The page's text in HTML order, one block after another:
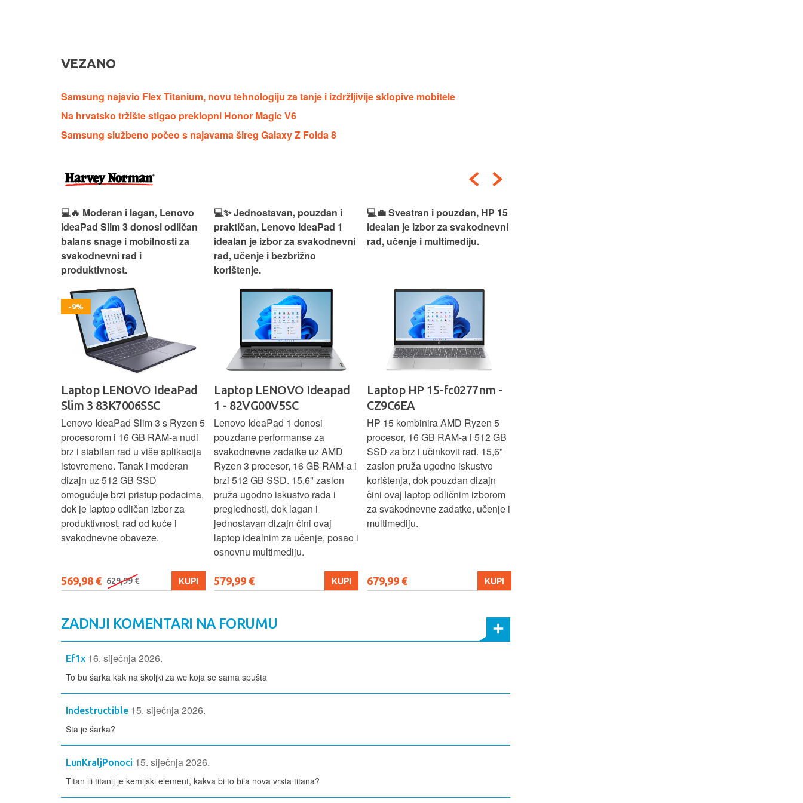
VEZANO
Samsung najavio Flex Titanium, novu tehnologiju za tanje i izdržljivije sklopive mobitele
Na hrvatsko tržište stigao preklopni Honor Magic V6
Samsung službeno počeo s najavama šireg Galaxy Z Folda 8
💻✨ Jednostavan, pouzdan i
praktičan, Lenovo IdeaPad 1
idealan je izbor za svakodnevni
rad, učenje i bezbrižno
korištenje.
Laptop LENOVO Ideapad
1 - 82VG00V5SC
Lenovo IdeaPad 1 donosi
pouzdane performanse za
svakodnevne zadatke uz AMD
Ryzen 3 procesor, 16 GB RAM-a i
brzi 512 GB SSD. 15,6" zaslon
pruža ugodno iskustvo rada i
preglednosti, dok lagan i
jednostavan dizajn čini ovaj
laptop idealnim za učenje, posao i
579,99 € KUPI
💻💼 Svestran i pouzdan, HP 15
idealan je izbor za svakodnevni
rad, učenje i multimediju.
Laptop HP 15-fc0277nm -
CZ9C6EA
HP 15 kombinira AMD Ryzen 5
procesor, 16 GB RAM-a i 512 GB
SSD za brz i učinkovit rad. 15,6"
zaslon pruža ugodno iskustvo
korištenja, dok pouzdan dizajn
čini ovaj laptop odličnim izborom
za svakodnevne zadatke, učenje i
multimediju.
679,99 € KUPI
🎮🚀 Snažan i spreman za
akciju, Acer Nitro V 15 idealan
je izbor za gaming i zahtjevne
Laptop ACER Nitro V 15 -
NH.QPFEX.00K
Acer Nitro V 15 ističe se po
snažnim performansama uz AMD
Ryzen 5 procesor, 16 GB RAM-a i
512 GB SSD, uz NVIDIA RTX
grafiku za glatko igranje i
zahtjevne zadatke. Robusan
dizajn i učinkovito hlađenje
osiguravaju stabilan rad tijekom
999,99 € KUPI
ZADNJI KOMENTARI NA FORUMU
Ef1x 16. siječnja 2026.
To bu šarka kak na školjki za wc koja se sama spušta
Indestructible 15. siječnja 2026.
Šta je šarka?
LunKraljPonoci 15. siječnja 2026.
Titan ili titanij je kemijski element, kakva bi to bila nova vrsta titana?